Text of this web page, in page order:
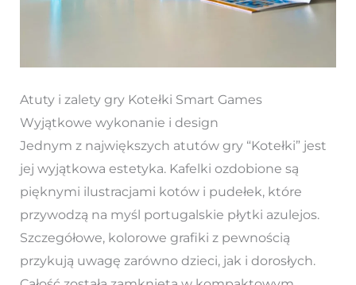
Atuty i zalety gry Kotełki Smart Games
Wyjątkowe wykonanie i design
Jednym z największych atutów gry “Kotełki” jest
jej wyjątkowa estetyka. Kafelki ozdobione są
pięknymi ilustracjami kotów i pudełek, które
przywodzą na myśl portugalskie płytki azulejos.
Szczegółowe, kolorowe grafiki z pewnością
przykują uwagę zarówno dzieci, jak i dorosłych.